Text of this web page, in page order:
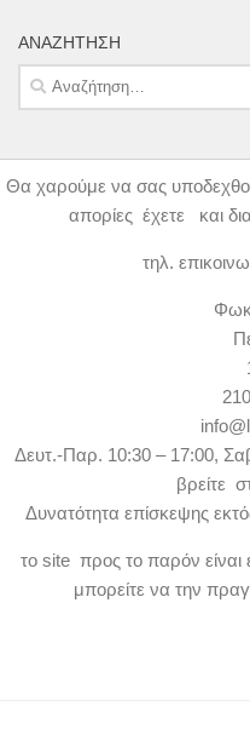
ΑΝΑΖΉΤΗΣΗ
Αναζήτηση
για:
Θα χαρούμε να σας
απορίες έχετε και
τηλ.
Δευτ.-Παρ. 10:30 – 17:00,
βρείτε
Δυνατότητα επίσκεψης
το site προς το παρόν είναι
μπορείτε να την